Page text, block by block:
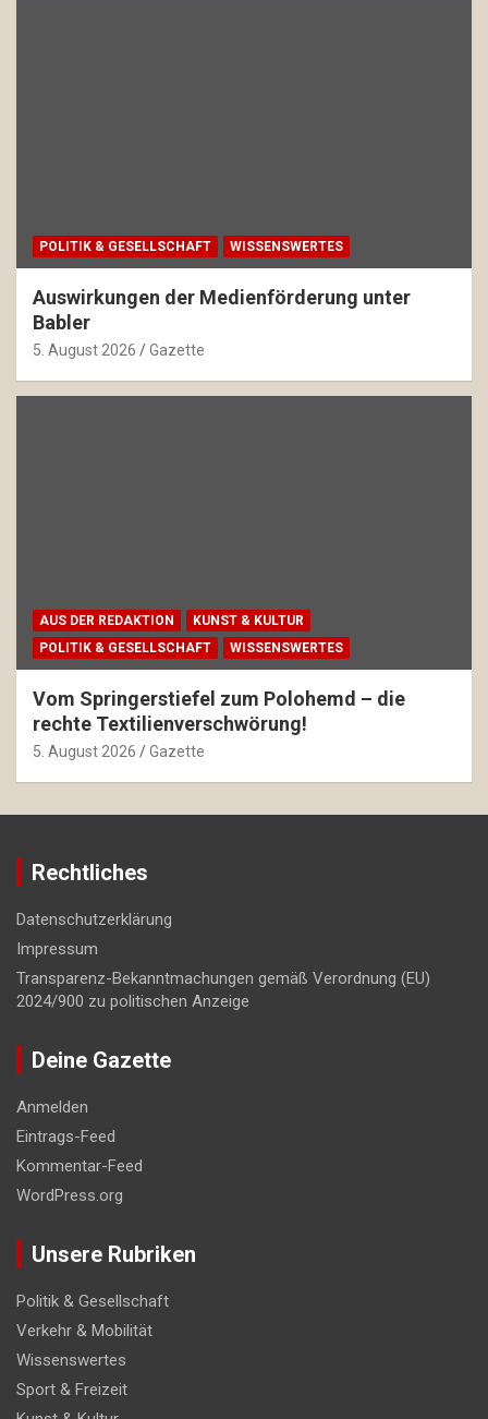
POLITIK & GESELLSCHAFT WISSENSWERTES
Auswirkungen der Medienförderung unter
Babler
5. August 2026 Gazette
AUS DER REDAKTION
KUNST & KULTUR
POLITIK & GESELLSCHAFT
WISSENSWERTES
Vom Springerstiefel zum Polohemd – die
rechte Textilienverschwörung!
5. August 2026 Gazette
Rechtliches
Datenschutzerklärung
Impressum
Transparenz-Bekanntmachungen gemäß Verordnung (EU)
2024/900 zu politischen Anzeige
Deine Gazette
Anmelden
Eintrags-Feed
Kommentar-Feed
WordPress.org
Unsere Rubriken
Politik & Gesellschaft
Verkehr & Mobilität
Wissenswertes
Sport & Freizeit